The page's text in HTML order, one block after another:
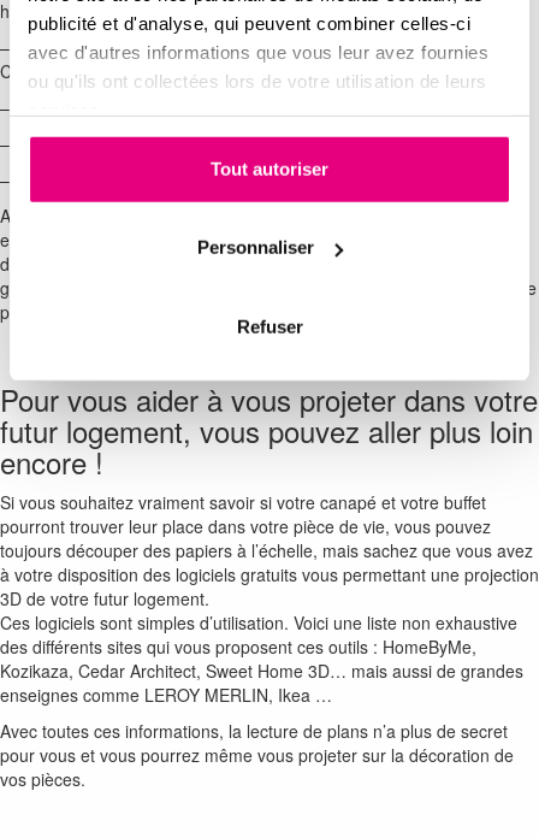
publicité et d'analyse, qui peuvent combiner celles-ci
avec d'autres informations que vous leur avez fournies
ou qu'ils ont collectées lors de votre utilisation de leurs
Tout autoriser
Personnaliser
Refuser
hauteur)
– ATT : attente. C’est le raccordement pour les appareils ménagers.-
CH : emplacement de la chaudière.- TE : tableau électrique.
– PL : placard.
– VMC : ventilation mécanique contrôlée.
– VR : volet roulant.
Autre point important, l’échelle du plan, la majorité du temps, l’échelle
est de 1/100 (1 centimètre = 1 mètre). Celle-ci vous permettra
d’appréhender plus facilement les surfaces de vos pièces, mais
généralement, vous retrouvez les surfaces des pièces indiquées sur le
plan dans un cartouche dédié.
Pour vous aider à vous projeter dans votre
futur logement, vous pouvez aller plus loin
encore !
Si vous souhaitez vraiment savoir si votre canapé et votre buffet
pourront trouver leur place dans votre pièce de vie, vous pouvez
toujours découper des papiers à l’échelle, mais sachez que vous avez
à votre disposition des logiciels gratuits vous permettant une projection
3D de votre futur logement.
Ces logiciels sont simples d’utilisation. Voici une liste non exhaustive
des différents sites qui vous proposent ces outils : HomeByMe,
Kozikaza, Cedar Architect, Sweet Home 3D… mais aussi de grandes
enseignes comme LEROY MERLIN, Ikea …
Avec toutes ces informations, la lecture de plans n’a plus de secret
pour vous et vous pourrez même vous projeter sur la décoration de
vos pièces.